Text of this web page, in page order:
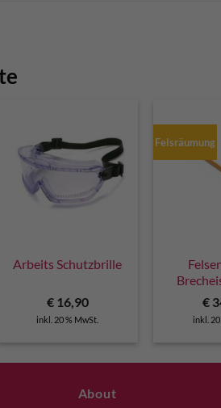
Arbeits Schutzbrille
€16,90
inkl. 20 % MwSt.
Felsräumung
€
inkl.
About